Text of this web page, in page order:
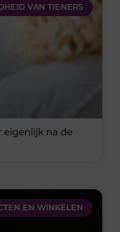
VAN TIENERS
na de
EN WINKELEN